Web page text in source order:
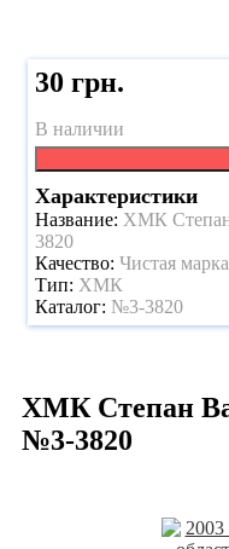
30 грн.
В наличии
Характеристики
Название: ХМК Степан
3820
Качество: Чистая
Тип: ХМК
Каталог: №3-3820
ХМК Степан
№3-3820